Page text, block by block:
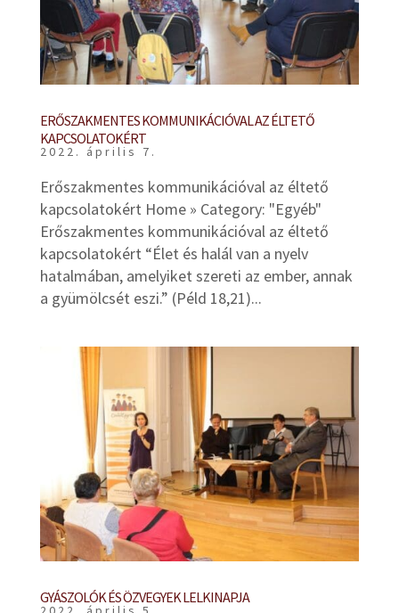
ERŐSZAKMENTES KOMMUNIKÁCIÓVAL AZ ÉLTETŐ
KAPCSOLATOKÉRT
2022. április 7.
Erőszakmentes kommunikációval az éltető
kapcsolatokért Home » Category: "Egyéb"
Erőszakmentes kommunikációval az éltető
kapcsolatokért “Élet és halál van a nyelv
hatalmában, amelyiket szereti az ember, annak
a gyümölcsét eszi.” (Péld 18,21)...
GYÁSZOLÓK ÉS ÖZVEGYEK LELKINAPJA